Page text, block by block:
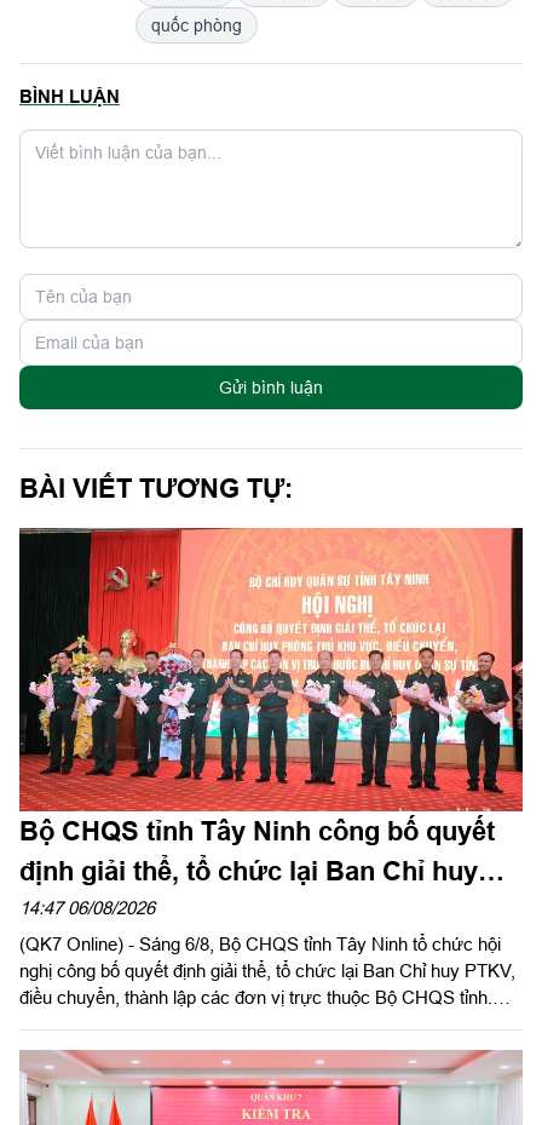
quốc phòng
BÌNH LUẬN
Gửi bình luận
BÀI VIẾT TƯƠNG TỰ:
Bộ CHQS tỉnh Tây Ninh công bố quyết
định giải thể, tổ chức lại Ban Chỉ huy
phòng thủ khu vực
14:47 06/08/2026
(QK7 Online) - Sáng 6/8, Bộ CHQS tỉnh Tây Ninh tổ chức hội
nghị công bố quyết định giải thể, tổ chức lại Ban Chỉ huy PTKV,
điều chuyển, thành lập các đơn vị trực thuộc Bộ CHQS tỉnh.
Ngọc Hải, Phó Tham mưu trưởng Quân khu dự và phát biểu
chỉ đạo.